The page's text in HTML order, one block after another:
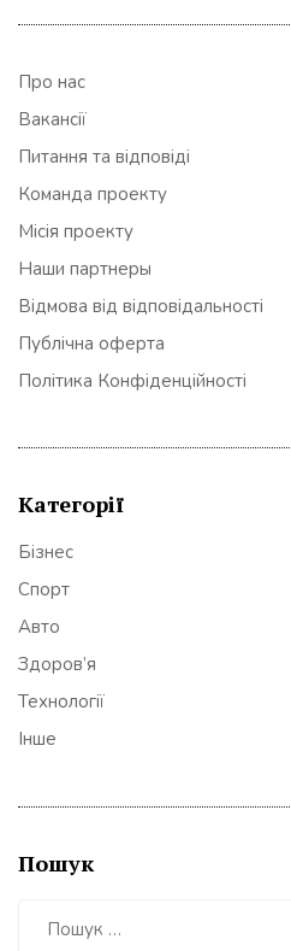
Про нас
Вакансії
Питання та відповіді
Команда проекту
Місія проекту
Наши партнеры
Відмова від відповідальності
Публічна оферта
Політика Конфіденційності
Категорії
Бізнес
Спорт
Авто
Здоров’я
Технології
Інше
Пошук